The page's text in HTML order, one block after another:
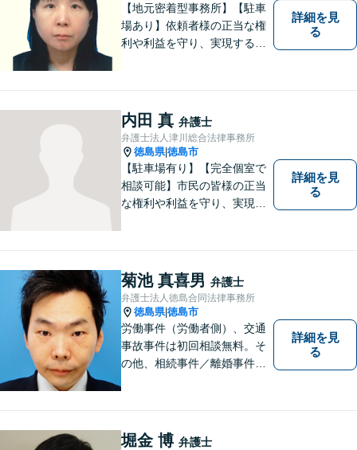
【地元密着型事務所】【駐車
場あり】依頼者様の正当な権
利や利益を守り、実現するた
を払い、丁寧に対処してまい
ります。個人・法人問わずあ
らゆる問題に対応可能！
詳細を見
る
内田 真 弁護士
弁護士法人津川総合法律事務所
徳島県|徳島市
【駐車場有り】【完全個室で
相談可能】市民の皆様の正当
な権利や利益を守り、実現す
寧に対応してまいります。ご
相談者様のお話をじっくり聴
き、最適な解決方法をご提案
いたします。
詳細を見
る
菊池 真喜男 弁護士
弁護士法人徳島合同法律事務所
徳島県|徳島市
労働事件（労働者側）、交通
事故事件は初回相談無料。そ
の他、相続事件／離婚事件／
室対応でプライバシーが守ら
れます。【無料駐車場】
詳細を見
る
堀金 博 弁護士